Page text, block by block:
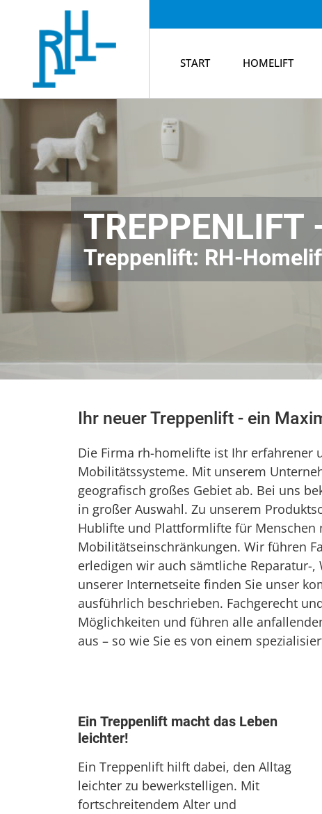
START HOMELIFT
TREPPENLIFT
Treppenlift: RH-
Ihr neuer Treppenlift - ein
Die Firma rh-homelifte ist Ihr erfahrener
Mobilitätssysteme. Mit unserem
geografisch großes Gebiet ab. Bei uns
in großer Auswahl. Zu unserem
Hublifte und Plattformlifte für Menschen
Mobilitätseinschränkungen. Wir führen
erledigen wir auch sämtliche Reparatur-
unserer Internetseite finden Sie unser
ausführlich beschrieben. Fachgerecht
Möglichkeiten und führen alle
aus – so wie Sie es von einem
Ein Treppenlift macht das Leben
leichter!
Ein Treppenlift hilft dabei, den Alltag
leichter zu bewerkstelligen. Mit
fortschreitendem Alter und